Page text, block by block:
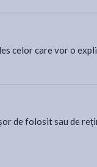
celor care vor o
de folosit sau de